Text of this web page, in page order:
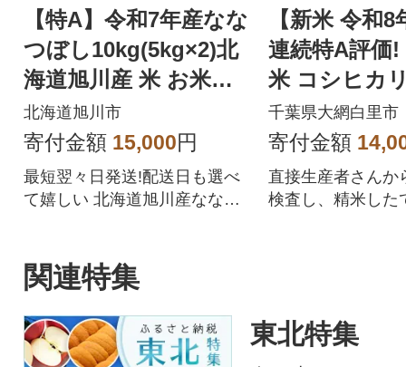
【特A】令和7年産なな
つぼし10kg(5kg×2)北
海道旭川産 米 お米
【さとふる限定】_059
57
北海道旭川市
寄付金額 15,000円
最短翌々日発送!配送日も選べ
て嬉しい 北海道旭川産ななつ
【新米 令和
連続特A評価!
米 コシヒカ
kg ×2袋)
千葉県大網白里市
寄付金額
直接生産者さんか
検査し、精米した
関連特集
東北特集